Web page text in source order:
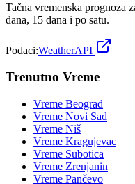
Tačna vremenska prognoza
dana, 15 dana i po satu.
Podaci:WeatherAPI
Trenutno Vreme
Vreme Beograd
Vreme Novi Sad
Vreme Niš
Vreme Kragujevac
Vreme Subotica
Vreme Zrenjanin
Vreme Pančevo